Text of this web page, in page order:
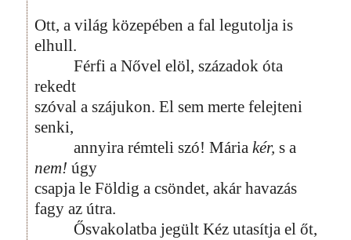
Ott, a világ közepében a fal legutolja is
elhull.
Férfi a Nővel elöl, századok óta
rekedt
szóval a szájukon. El sem merte felejteni
senki,
annyira rémteli szó! Mária kér, s a
nem! úgy
csapja le Földig a csöndet, akár havazás
fagy az útra.
Ősvakolatba jegült Kéz utasítja el őt,